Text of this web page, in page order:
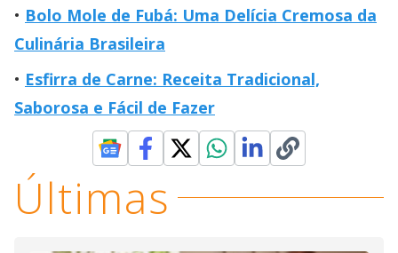
Bolo Mole de Fubá: Uma Delícia Cremosa da
Culinária Brasileira
Esfirra de Carne: Receita Tradicional,
Saborosa e Fácil de Fazer
Últimas